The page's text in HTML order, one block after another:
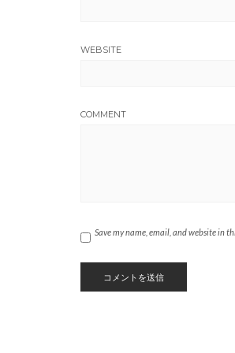
WEBSITE
COMMENT
Save my name, email, and website in